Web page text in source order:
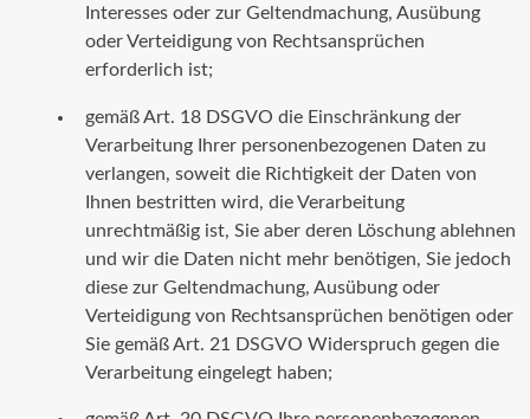
Interesses oder zur Geltendmachung, Ausübung
oder Verteidigung von Rechtsansprüchen
erforderlich ist;
gemäß Art. 18 DSGVO die Einschränkung der
Verarbeitung Ihrer personenbezogenen Daten zu
verlangen, soweit die Richtigkeit der Daten von
Ihnen bestritten wird, die Verarbeitung
unrechtmäßig ist, Sie aber deren Löschung ablehnen
und wir die Daten nicht mehr benötigen, Sie jedoch
diese zur Geltendmachung, Ausübung oder
Verteidigung von Rechtsansprüchen benötigen oder
Sie gemäß Art. 21 DSGVO Widerspruch gegen die
Verarbeitung eingelegt haben;